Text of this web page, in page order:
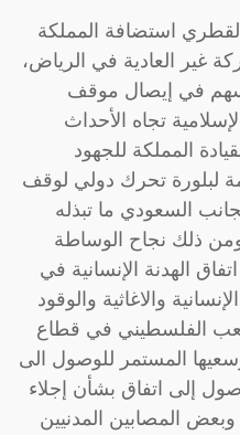
استضافة المملكة
غير العادية في الرياض،
في إيصال موقف
تجاه الأحداث
المملكة للجهود
لبلورة تحرك دولي لوقف
السعودي ما تبذله
ذلك نجاح الوساطة
الهدنة الإنسانية في
والاغاثية والوقود
الفلسطيني في قطاع
المستمر للوصول الى
إلى اتفاق بشأن إجلاء
المصابين المدنيين